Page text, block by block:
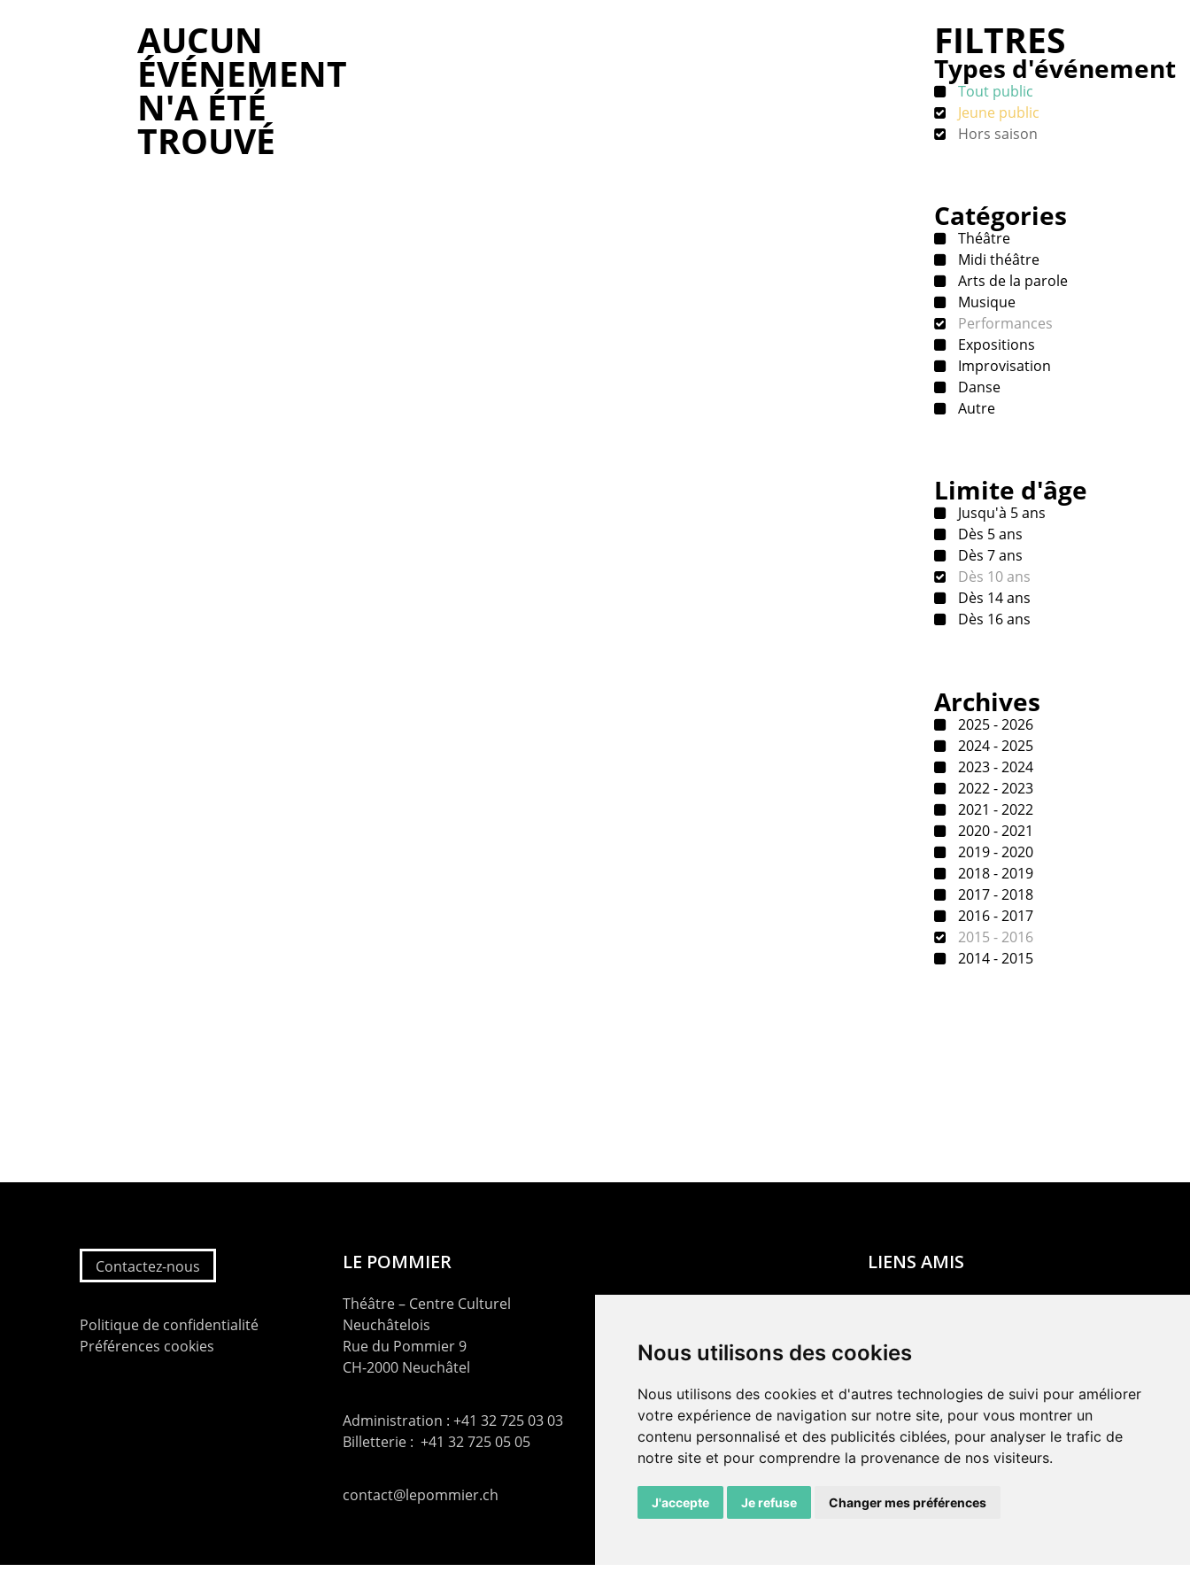
Nous utilisons des cookies
Nous utilisons des cookies et d'autres technologies de suivi pour améliorer
votre expérience de navigation sur notre site, pour vous montrer un
contenu personnalisé et des publicités ciblées, pour analyser le trafic de
notre site et pour comprendre la provenance de nos visiteurs.
J'accepte Je refuse Changer mes préférences
AUCUN
ÉVÉNEMENT
N'A ÉTÉ
TROUVÉ
FILTRES
Types d'événement
Tout public
Jeune public
Hors saison
Catégories
Théâtre
Midi théâtre
Arts de la parole
Musique
Performances
Expositions
Improvisation
Danse
Autre
Limite d'âge
Jusqu'à 5 ans
Dès 5 ans
Dès 7 ans
Dès 10 ans
Dès 14 ans
Dès 16 ans
Archives
2025 - 2026
2024 - 2025
2023 - 2024
2022 - 2023
2021 - 2022
2020 - 2021
2019 - 2020
2018 - 2019
2017 - 2018
2016 - 2017
2015 - 2016
2014 - 2015
Contactez-nous
Politique de confidentialité
Préférences cookies
LE POMMIER
Théâtre – Centre Culturel
Neuchâtelois
Rue du Pommier 9
CH-2000 Neuchâtel
Administration : +41 32 725 03 03
Billetterie : +41 32 725 05 05
contact@lepommier.ch
LIENS AMIS